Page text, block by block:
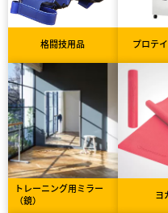
格闘技用品 プロテ
トレーニング用ミラー
（鏡）
ヨ